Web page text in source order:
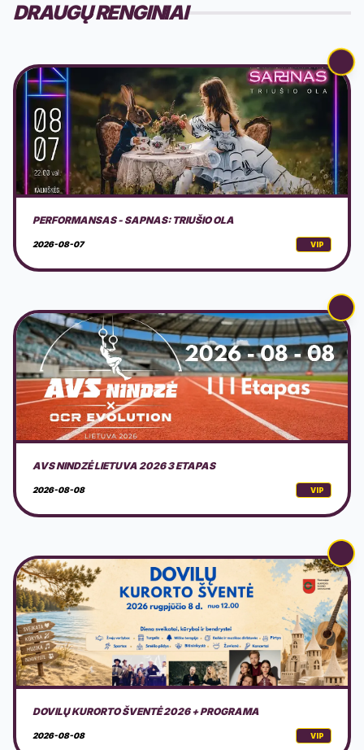
DRAUGŲ RENGINIAI
AVS NINDZĖ LIETUVA 2026 3 ETAPAS
2026-08-08 VIP
DOVILŲ KURORTO ŠVENTĖ 2026 + PROGRAMA
2026-08-08 VIP
AMERICAN MOTOR FEST 2026
2026-08-08 VIP